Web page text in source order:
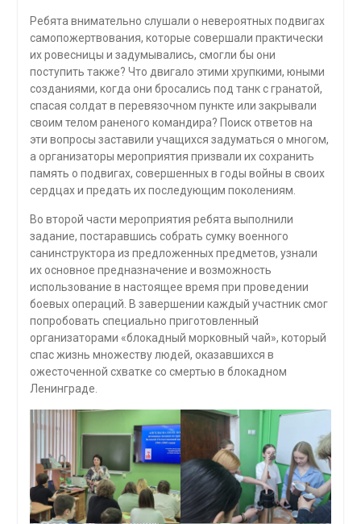
Ребята внимательно слушали о невероятных подвигах
самопожертвования, которые совершали практически
их ровесницы и задумывались, смогли бы они
поступить также? Что двигало этими хрупкими, юными
созданиями, когда они бросались под танк с гранатой,
спасая солдат в перевязочном пункте или закрывали
своим телом раненого командира? Поиск ответов на
эти вопросы заставили учащихся задуматься о многом,
а организаторы мероприятия призвали их сохранить
память о подвигах, совершенных в годы войны в своих
сердцах и предать их последующим поколениям.
Во второй части мероприятия ребята выполнили
задание, постаравшись собрать сумку военного
санинструктора из предложенных предметов, узнали
их основное предназначение и возможность
использование в настоящее время при проведении
боевых операций. В завершении каждый участник смог
попробовать специально приготовленный
организаторами «блокадный морковный чай», который
спас жизнь множеству людей, оказавшихся в
ожесточенной схватке со смертью в блокадном
Ленинграде.